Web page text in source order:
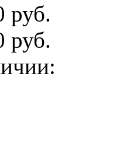
руб.
руб.